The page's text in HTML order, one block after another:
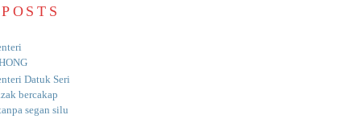
Datuk Seri
bercakap
segan silu